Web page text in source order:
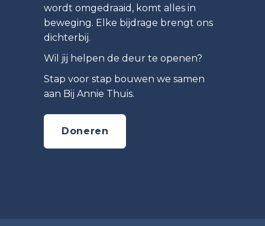
wordt omgedraaid, komt alles in
beweging. Elke bijdrage brengt ons
dichterbij.
Wil jij helpen de deur te openen?
Stap voor stap bouwen we samen
aan Bij Annie Thuis.
Doneren